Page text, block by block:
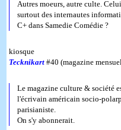
Autres moeurs, autre culte.
surtout des internautes
C+ dans Samedie Comédie ?
kiosque
Tecknikart#40 (magazine
Le magazine culture & société
l'écrivain américain socio-
parisianiste.
On s'y abonnerait.